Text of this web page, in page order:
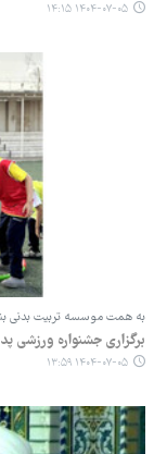
۱۴۰۴-۰۷-۰۵ ۱۴:۱۵
به همت موسسه تربیت بدنی
برگزاری جشنواره
۱۴۰۴-۰۷-۰۵ ۱۳:۵۹